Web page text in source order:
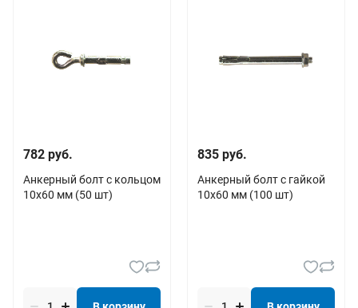
782 руб.
Анкерный болт с кольцом
10х60 мм (50 шт)
835 руб.
Анкерный болт с гайкой
10х60 мм (100 шт)